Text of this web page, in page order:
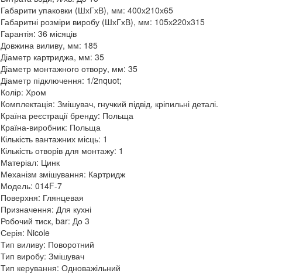
Габарити упаковки (ШхГхВ), мм: 400х210х65
Габаритні розміри виробу (ШхГхВ), мм: 105х220х315
Гарантія: 36 місяців
Довжина виливу, мм: 185
Діаметр картриджа, мм: 35
Діаметр монтажного отвору, мм: 35
Діаметр підключення: 1/2nquot;
Колір: Хром
Комплектація: Змішувач, гнучкий підвід, кріпильні деталі.
Країна реєстрації бренду: Польща
Країна-виробник: Польща
Кількість вантажних місць: 1
Кількість отворів для монтажу: 1
Матеріал: Цинк
Механізм змішування: Картридж
Модель: 014F-7
Поверхня: Глянцевая
Призначення: Для кухні
Робочий тиск, bar: До 3
Серія: Nicole
Тип виливу: Поворотний
Тип виробу: Змішувач
Тип керування: Одноважільний